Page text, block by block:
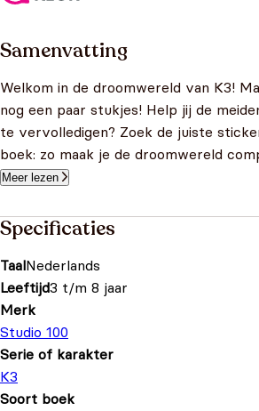
Samenvatting
Welkom in de droomwereld van K3!
nog een paar stukjes! Help jij de
te vervolledigen? Zoek de juiste
boek: zo maak je de droomwereld
Meer lezen
Specificaties
TaalNederlands
Leeftijd3 t/m 8 jaar
Merk
Studio 100
Serie of karakter
K3
Soort boek